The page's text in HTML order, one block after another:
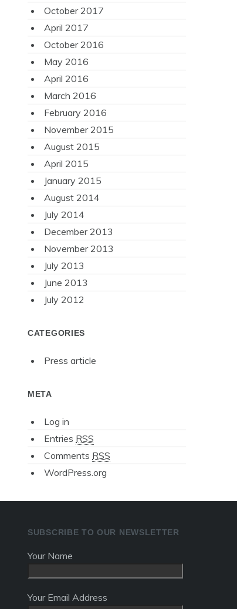
October 2017
April 2017
October 2016
May 2016
April 2016
March 2016
February 2016
November 2015
August 2015
April 2015
January 2015
August 2014
July 2014
December 2013
November 2013
July 2013
June 2013
July 2012
CATEGORIES
Press article
META
Log in
Entries RSS
Comments RSS
WordPress.org
SUBSCRIBE TO OUR NEWSLETTER
Your Name
Your Email Address